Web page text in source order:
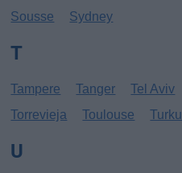
Sousse
Sydney
T
Tampere Tanger Tel Aviv
Torrevieja
Toulouse Turku
U